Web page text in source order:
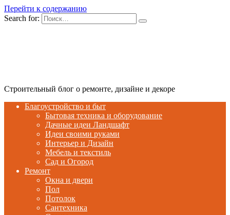
Перейти к содержанию
Search for:
Строительный блог о ремонте, дизайне и декоре
Благоустройство и быт
Бытовая техника и оборудование
Дачные идеи Ландшафт
Идеи своими руками
Интерьер и Дизайн
Мебель и текстиль
Сад и Огород
Ремонт
Окна и двери
Пол
Потолок
Сантехника